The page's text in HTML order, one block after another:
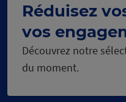
Réduisez
vos
Découvrez notre
du moment.